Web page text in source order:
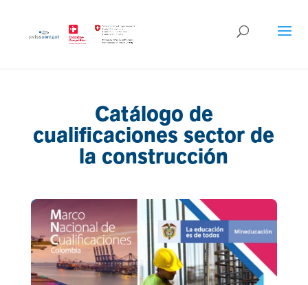
Catálogo de
cualificaciones sector de
la construcción